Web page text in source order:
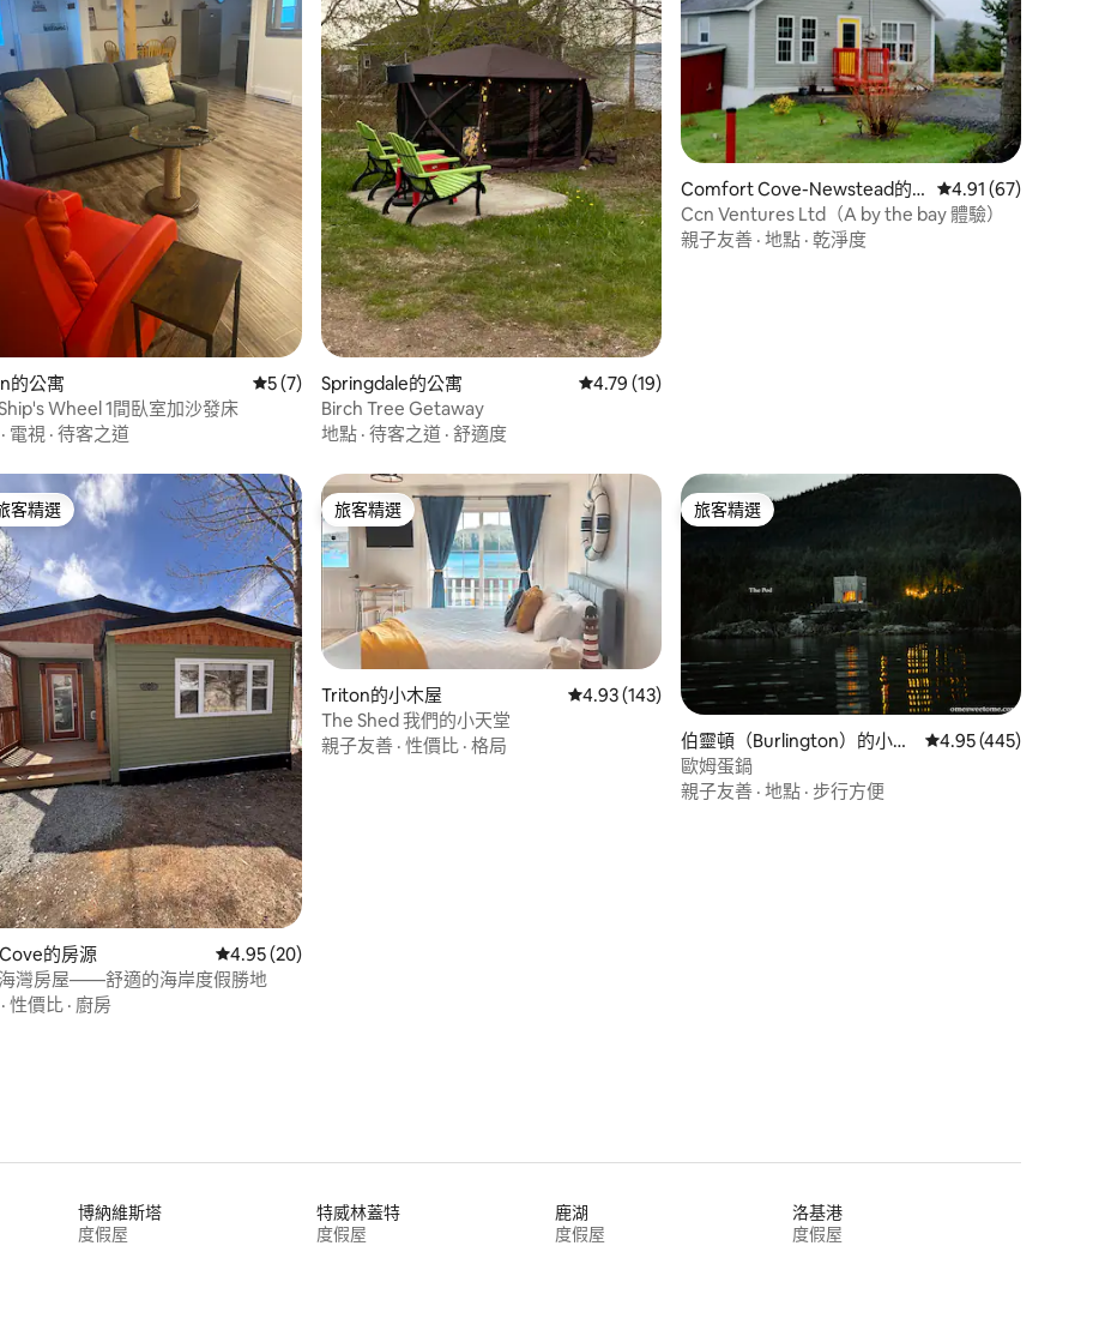
4.98 的平均評分（滿分 5 分）
的公寓 從 7 則評價中獲得 5 的平均評分（滿分 5 分）
5 (7)
Wheel 1間臥室加沙發床
· 電視 · 待客之道
Springdale的公寓 從 19 則評價中獲得 4.79 的平均評分（滿分 5 分）
4.79 (19)
Birch Tree Getaway
地點 · 待客之道 · 舒適度
Comfort Cove-Newstead的
房源
從 67 則評價中獲得
4.91 (67)
Ccn Ventures Ltd（A by the bay 體驗）
親子友善 · 地點 · 乾淨度
得 5 的平均評分（滿分 5 分）
精選榜首
客精選
的房源 從 20 則評價中獲得 4.95 的平均評分（滿分 5 分）
4.95 (20)
灣房屋——舒適的海岸度假勝地
· 性價比 · 廚房
旅客精選
旅客精選
Triton的小木屋 從 143 則評價中獲得 4.93 的平均評分（滿分 5 分）
4.93 (143)
The Shed 我們的小天堂
親子友善 · 性價比 · 格局
旅客精選
旅客精選
伯靈頓（Burlington）的小木
屋
從 445 則評價中獲得
4.95 (445)
歐姆蛋鍋
親子友善 · 地點 · 步行方便
博納維斯塔
度假屋
特威林蓋特
度假屋
鹿湖
度假屋
洛基港
度假屋